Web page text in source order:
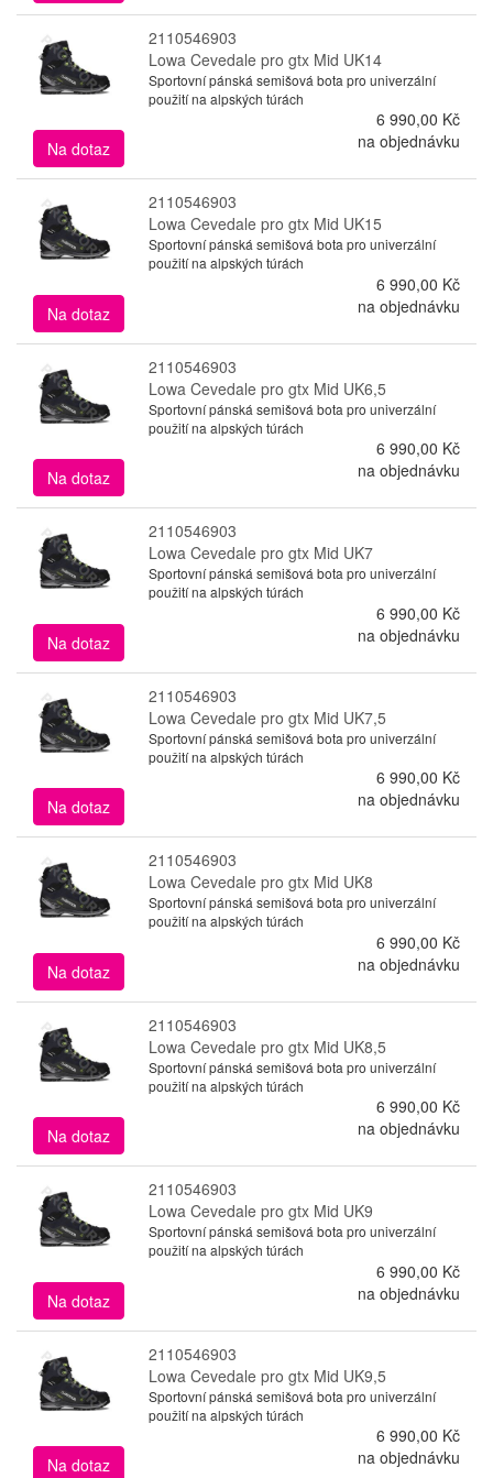
2110546903
Lowa Cevedale pro gtx Mid UK14
Sportovní pánská semišová bota pro univerzální
použití na alpských túrách
6 990,00 Kč
Na dotaz
na objednávku
2110546903
Lowa Cevedale pro gtx Mid UK15
Sportovní pánská semišová bota pro univerzální
použití na alpských túrách
6 990,00 Kč
Na dotaz
na objednávku
2110546903
Lowa Cevedale pro gtx Mid UK6,5
Sportovní pánská semišová bota pro univerzální
použití na alpských túrách
6 990,00 Kč
Na dotaz
na objednávku
2110546903
Lowa Cevedale pro gtx Mid UK7
Sportovní pánská semišová bota pro univerzální
použití na alpských túrách
6 990,00 Kč
Na dotaz
na objednávku
2110546903
Lowa Cevedale pro gtx Mid UK7,5
Sportovní pánská semišová bota pro univerzální
použití na alpských túrách
6 990,00 Kč
Na dotaz
na objednávku
2110546903
Lowa Cevedale pro gtx Mid UK8
Sportovní pánská semišová bota pro univerzální
použití na alpských túrách
6 990,00 Kč
Na dotaz
na objednávku
2110546903
Lowa Cevedale pro gtx Mid UK8,5
Sportovní pánská semišová bota pro univerzální
použití na alpských túrách
6 990,00 Kč
Na dotaz
na objednávku
2110546903
Lowa Cevedale pro gtx Mid UK9
Sportovní pánská semišová bota pro univerzální
použití na alpských túrách
6 990,00 Kč
Na dotaz
na objednávku
2110546903
Lowa Cevedale pro gtx Mid UK9,5
Sportovní pánská semišová bota pro univerzální
použití na alpských túrách
6 990,00 Kč
Na dotaz
na objednávku